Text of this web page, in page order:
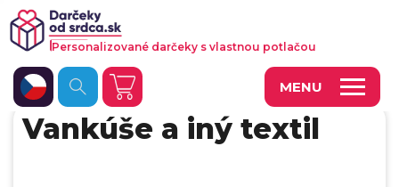
MENU
Fotoobrazy a dekorácie
Personalizované darčeky s vlastnou potlačou
Vankúše a iný textil